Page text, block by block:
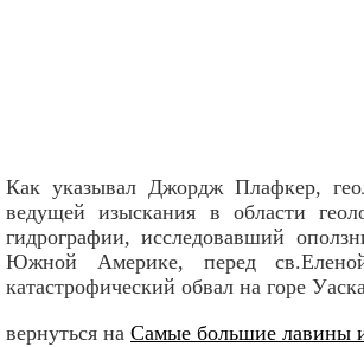
Как указывал Джордж Плафкер,
ведущей изыскания в области
гидрографии, исследовавший
Южной Америке, перед
катастрофический обвал на горе
вернуться на Самые большие лавины